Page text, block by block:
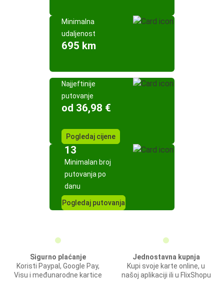
Minimalna
udaljenost
695 km
Najjeftinije
putovanje
od 36,98 €
Pogledaj cijene
13
Minimalan broj
putovanja po
danu
Pogledaj putovanja
Sigurno plaćanje
Koristi Paypal, Google Pay,
Visu i međunarodne kartice
Jednostavna kupnja
Kupi svoje karte online, u
našoj aplikaciji ili u FlixShopu